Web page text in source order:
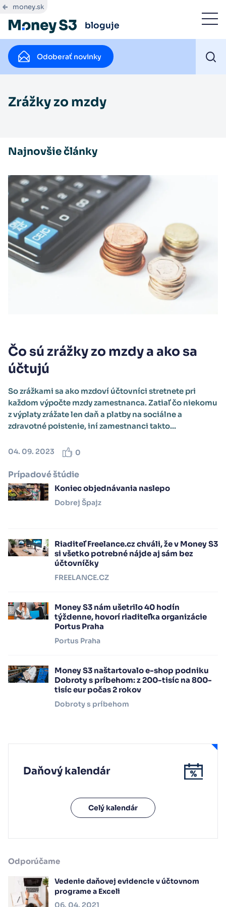
money.sk
bloguje
Odoberať novinky
Zrážky zo mzdy
Najnovšie články
Čo sú zrážky zo mzdy a ako sa
účtujú
So zrážkami sa ako mzdoví účtovníci stretnete pri
každom výpočte mzdy zamestnanca. Zatiaľ čo niekomu
z výplaty zrážate len daň a platby na sociálne a
zdravotné poistenie, iní zamestnanci takto...
04. 09. 2023 0
Prípadové štúdie
Koniec objednávania naslepo
Dobrej Špajz
Riaditeľ Freelance.cz chváli, že v Money S3
si všetko potrebné nájde aj sám bez
účtovníčky
FREELANCE.CZ
Money S3 nám ušetrilo 40 hodín
týždenne, hovorí riaditeľka organizácie
Portus Praha
Portus Praha
Money S3 naštartovalo e-shop podniku
Dobroty s príbehom: z 200-tisíc na 800-
tisíc eur počas 2 rokov
Dobroty s príbehom
Daňový kalendár
Celý kalendár
Odporúčame
Vedenie daňovej evidencie v účtovnom
programe a Exceli
06. 04. 2021